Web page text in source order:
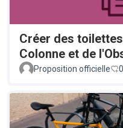
Créer des
Colonne et de
Proposition officielle 0